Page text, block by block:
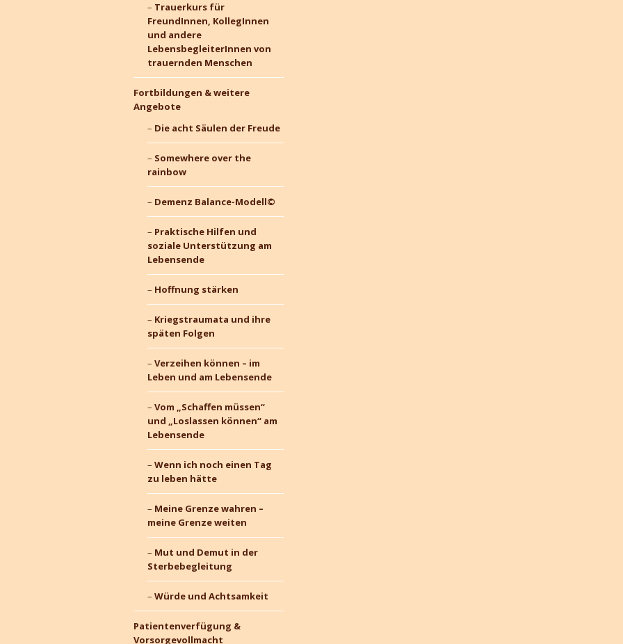
Trauerkurs für
FreundInnen, KollegInnen
und andere
LebensbegleiterInnen von
trauernden Menschen
Fortbildungen & weitere
Angebote
Die acht Säulen der Freude
Somewhere over the
rainbow
Demenz Balance-Modell©
Praktische Hilfen und
soziale Unterstützung am
Lebensende
Hoffnung stärken
Kriegstraumata und ihre
späten Folgen
Verzeihen können – im
Leben und am Lebensende
Vom „Schaffen müssen“
und „Loslassen können“ am
Lebensende
Wenn ich noch einen Tag
zu leben hätte
Meine Grenze wahren –
meine Grenze weiten
Mut und Demut in der
Sterbebegleitung
Würde und Achtsamkeit
Patientenverfügung &
Vorsorgevollmacht